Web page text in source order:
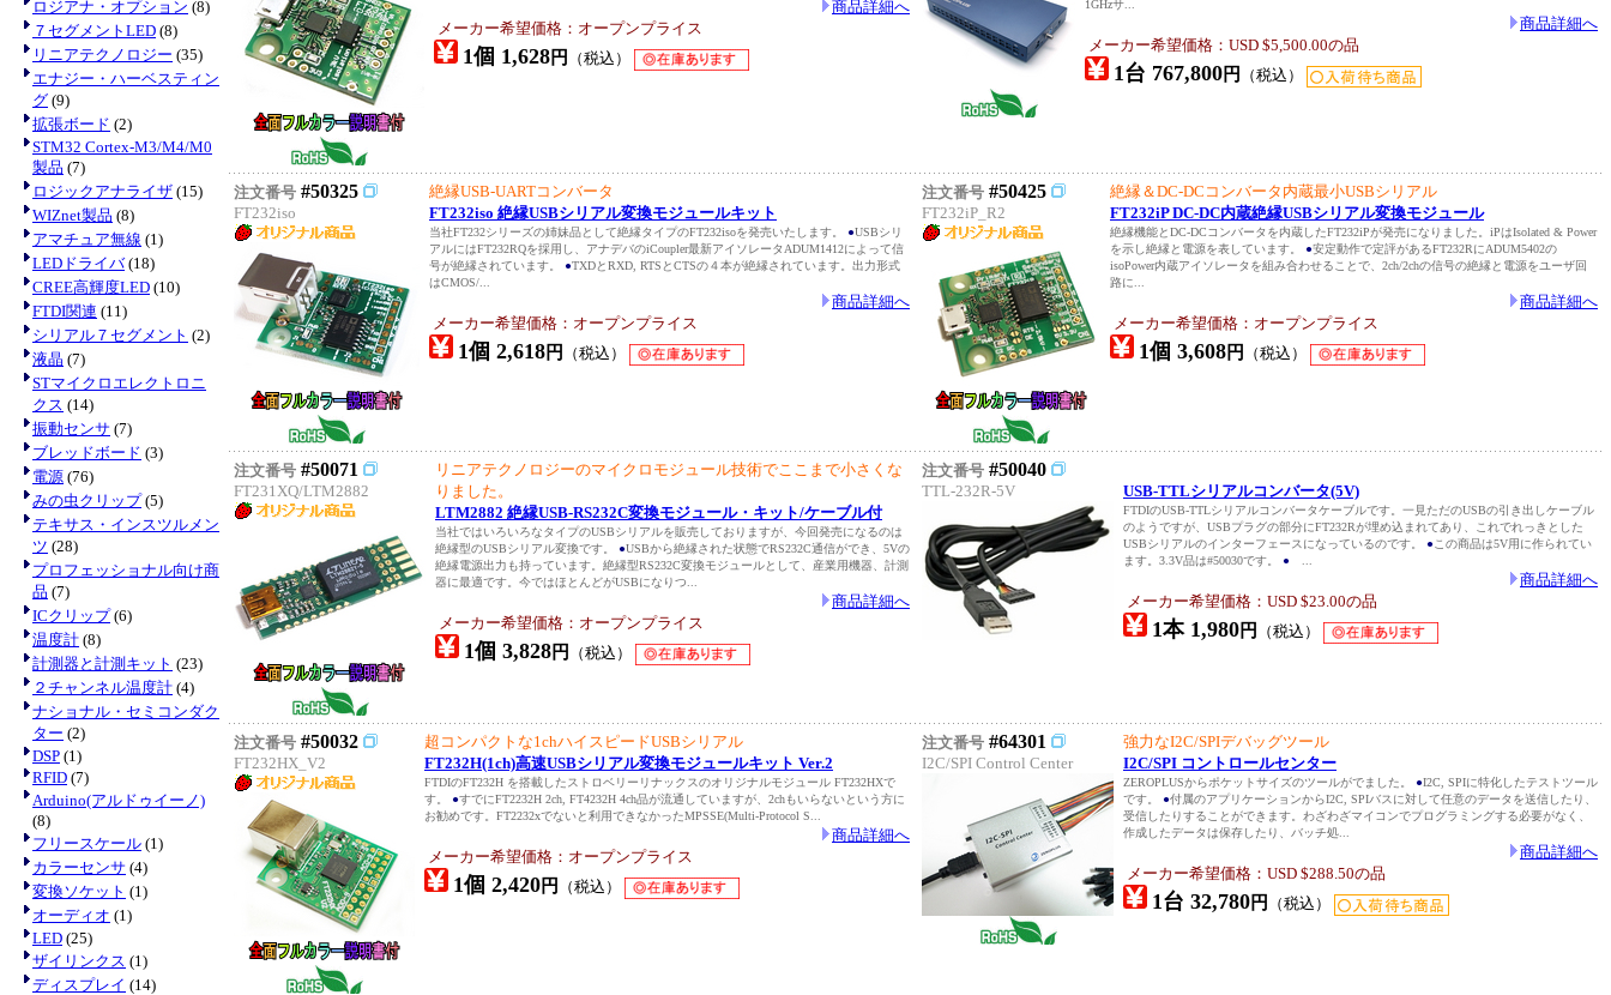
ロジアナ・オプション (8)
７セグメントLED (8)
リニアテクノロジー (35)
エナジー・ハーベスティン
グ (9)
拡張ボード (2)
STM32 Cortex-M3/M4/M0
製品 (7)
ロジックアナライザ (15)
WIZnet製品 (8)
アマチュア無線 (1)
LEDドライバ(18)
CREE高輝度LED (10)
FTDI関連 (11)
シリアル７セグメント (2)
液晶 (7)
STマイクロエレクトロニ
クス (14)
振動センサ (7)
ブレッドボード (3)
電源 (76)
みの虫クリップ(5)
テキサス・インスツルメン
ツ (28)
プロフェッショナル向け商
品 (7)
ICクリップ(6)
温度計 (8)
計測器と計測キット (23)
２チャンネル温度計 (4)
ナショナル・セミコンダク
ター (2)
DSP (1)
RFID (7)
Arduino(アルドゥイーノ)
(8)
フリースケール (1)
カラーセンサ (4)
変換ソケット (1)
オーディオ (1)
LED (25)
ザイリンクス (1)
ディスプレイ (14)
商品詳細へ
メーカー希望価格：オープンプライス
1個 1,628円 （税込）
1GHzサ...
商品詳細へ
メーカー希望価格：USD $5,500.00の品
1台 767,800円 （税込）
注文番号 #50325
FT232iso
絶縁USB-UARTコンバータ
FT232iso 絶縁USBシリアル変換モジュールキット
当社FT232シリーズの姉妹品として絶縁タイプのFT232isoを発売いたします。 ●USBシリ
アルにはFT232RQを採用し、アナデバのiCoupler最新アイソレータADUM1412によって信
号が絶縁されています。 ●TXDとRXD, RTSとCTSの４本が絶縁されています。出力形式
はCMOS/...
商品詳細へ
メーカー希望価格：オープンプライス
1個 2,618円 （税込）
注文番号 #50425
FT232iP_R2
絶縁＆DC-DCコンバータ内蔵最小USBシリアル
FT232iP DC-DC内蔵絶縁USBシリアル変換モジュール
絶縁機能とDC-DCコンバータを内蔵したFT232iPが発売になりました。iPはIsolated & Power
を示し絶縁と電源を表しています。 ●安定動作で定評があるFT232RにADUM5402の
isoPower内蔵アイソレータを組み合わせることで、2ch/2chの信号の絶縁と電源をユーザ回
路に...
商品詳細へ
メーカー希望価格：オープンプライス
1個 3,608円 （税込）
注文番号 #50071
FT231XQ/LTM2882
リニアテクノロジーのマイクロモジュール技術でここまで小さくな
りました。
LTM2882 絶縁USB-RS232C変換モジュール・キット/ケーブル付
当社ではいろいろなタイプのUSBシリアルを販売しておりますが、今回発売になるのは
絶縁型のUSBシリアル変換です。 ●USBから絶縁された状態でRS232C通信ができ、5Vの
絶縁電源出力も持っています。絶縁型RS232C変換モジュールとして、産業用機器、計測
器に最適です。今ではほとんどがUSBになりつ...
商品詳細へ
メーカー希望価格：オープンプライス
1個 3,828円 （税込）
注文番号 #50040
TTL-232R-5V USB-TTLシリアルコンバータ(5V)
FTDIのUSB-TTLシリアルコンバータケーブルです。一見ただのUSBの引き出しケーブル
のようですが、USBプラグの部分にFT232Rが埋め込まれてあり、これでれっきとした
USBシリアルのインターフェースになっているのです。 ● この商品は5V用に作られてい
ます。3.3V品は#50030です。 ●
商品詳細へ
メーカー希望価格：USD $23.00の品
1本 1,980円 （税込）
注文番号 #50032
FT232HX_V2
超コンパクトな1chハイスピードUSBシリアル
FT232H(1ch)高速USBシリアル変換モジュールキット Ver.2
FTDIのFT232H を搭載したストロベリーリナックスのオリジナルモジュール FT232HXで
す。 ●すでにFT2232H 2ch, FT4232H 4ch品が流通していますが、2chもいらないという方に
お勧めです。FT2232xでないと利用できなかったMPSSE(Multi-Protocol S...
商品詳細へ
メーカー希望価格：オープンプライス
1個 2,420円 （税込）
注文番号 #64301
I2C/SPI Control Center
強力なI2C/SPIデバッグツール
I2C/SPI コントロールセンター
ZEROPLUSからポケットサイズのツールがでました。 ●I2C, SPIに特化したテストツール
です。 ●付属のアプリケーションからI2C, SPIバスに対して任意のデータを送信したり、
受信したりすることができます。わざわざマイコンでプログラミングする必要がなく、
作成したデータは保存したり、バッチ処...
商品詳細へ
メーカー希望価格：USD $288.50の品
1台 32,780円 （税込）